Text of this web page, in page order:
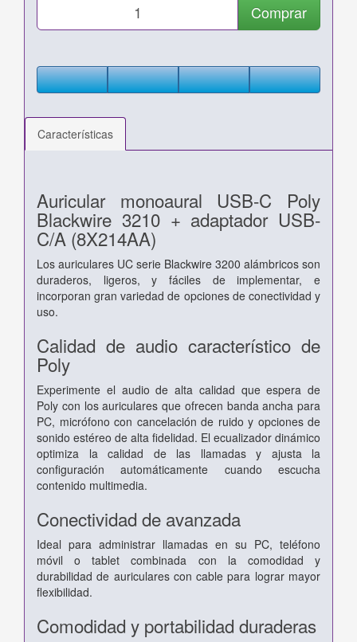
Comprar
Características
Auricular monoaural USB-C Poly
Blackwire 3210 + adaptador USB-
C/A (8X214AA)
Los auriculares UC serie Blackwire 3200 alámbricos son
duraderos, ligeros, y fáciles de implementar, e
incorporan gran variedad de opciones de conectividad y
uso.
Calidad de audio característico de
Poly
Experimente el audio de alta calidad que espera de
Poly con los auriculares que ofrecen banda ancha para
PC, micrófono con cancelación de ruido y opciones de
sonido estéreo de alta fidelidad. El ecualizador dinámico
optimiza la calidad de las llamadas y ajusta la
configuración automáticamente cuando escucha
contenido multimedia.
Conectividad de avanzada
Ideal para administrar llamadas en su PC, teléfono
móvil o tablet combinada con la comodidad y
durabilidad de auriculares con cable para lograr mayor
flexibilidad.
Comodidad y portabilidad duraderas